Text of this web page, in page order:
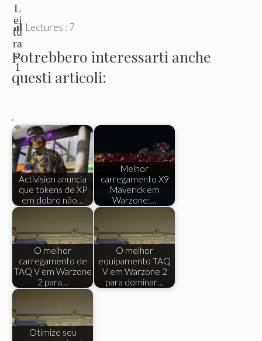
L
ei
tu
ra
s:
1
Lectures : 7
Potrebbero interessarti anche
questi articoli:
.
Activision anuncia
que tokens de XP
em dobro não…
Melhor
carregamento X9
Maverick em
Warzone:…
O melhor
carregamento de
TAQ V em Warzone
2 para…
O melhor
equipamento TAQ
V em Warzone 2
para dominar…
Otimize seu